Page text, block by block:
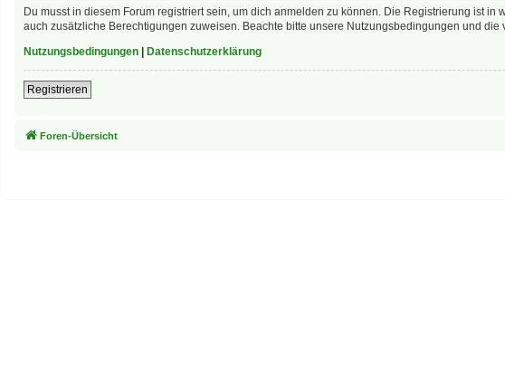
Du musst in diesem Forum registriert sein, um dich anmelden zu können. Die Registrierung ist
auch zusätzliche Berechtigungen zuweisen. Beachte bitte unsere Nutzungsbedingungen und
Nutzungsbedingungen
Datenschutzerklärung
Registrieren
Foren-Übersicht